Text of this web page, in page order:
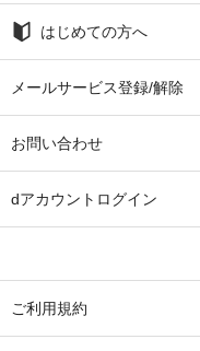
はじめての方へ
メールサービス登録/解除
お問い合わせ
dアカウントログイン
ご利用規約